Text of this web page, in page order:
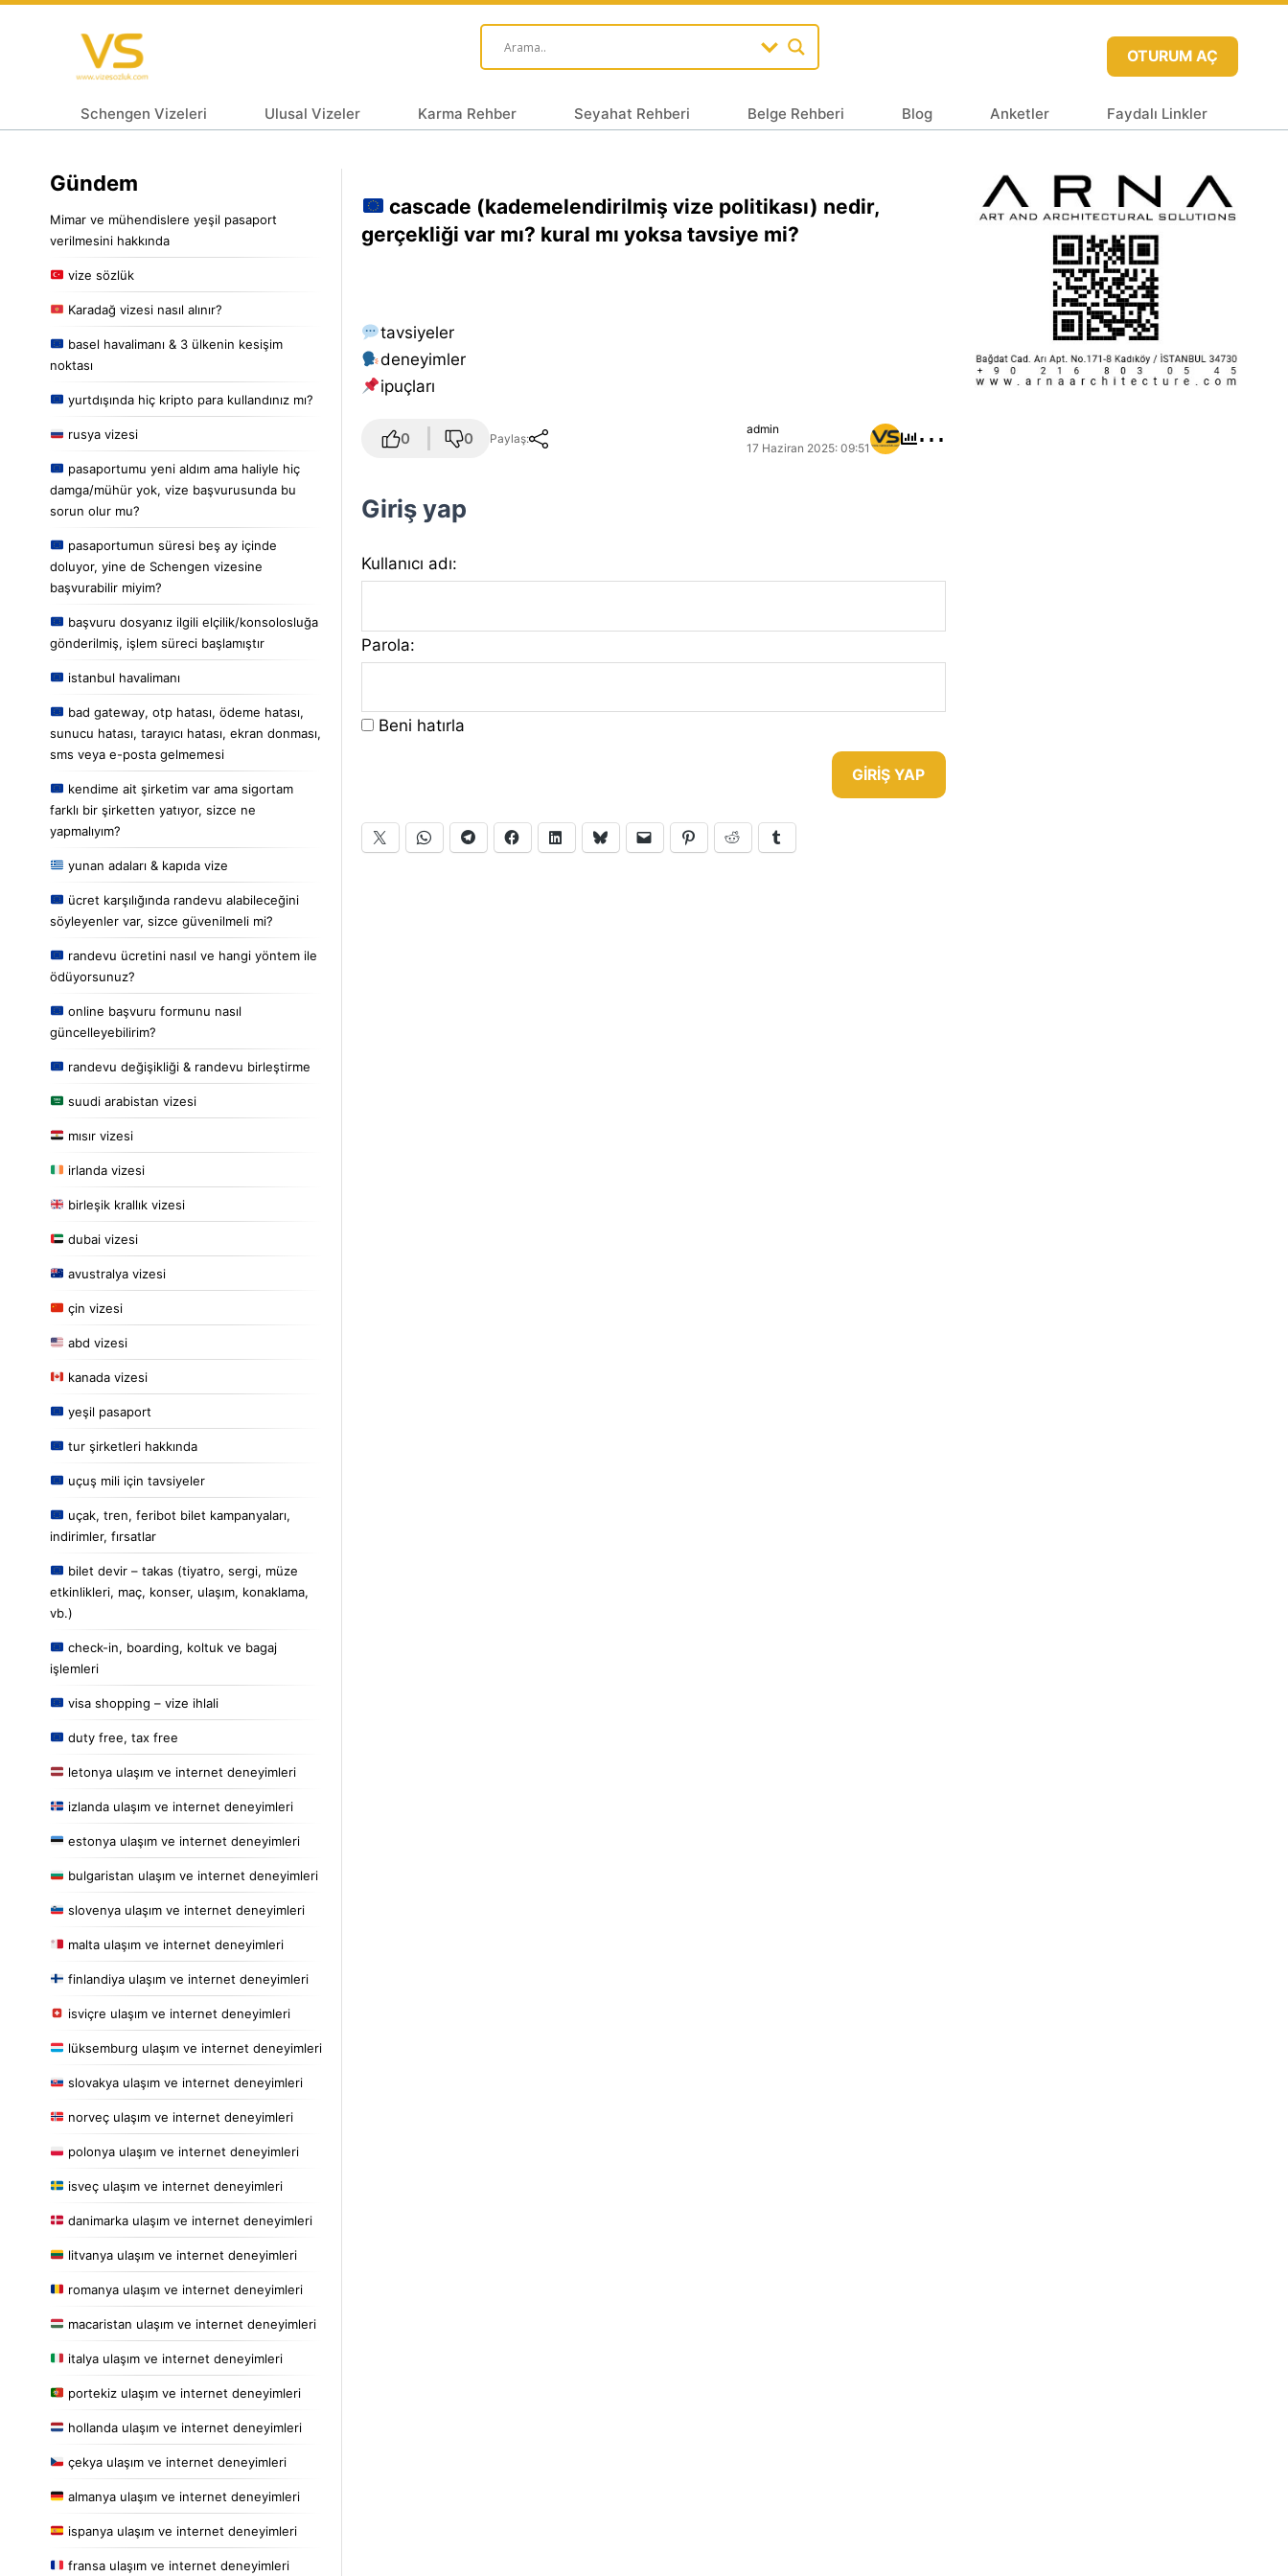
OTURUM AÇ
Schengen Vizeleri Ulusal Vizeler Karma Rehber Seyahat Rehberi Belge Rehberi Blog Anketler Faydalı Linkler
Gündem
Mimar ve mühendislere yeşil pasaport
verilmesini hakkında
vize sözlük
Karadağ vizesi nasıl alınır?
basel havalimanı & 3 ülkenin kesişim
noktası
yurtdışında hiç kripto para kullandınız mı?
rusya vizesi
pasaportumu yeni aldım ama haliyle hiç
damga/mühür yok, vize başvurusunda bu
sorun olur mu?
pasaportumun süresi beş ay içinde
doluyor, yine de Schengen vizesine
başvurabilir miyim?
başvuru dosyanız ilgili elçilik/konsolosluğa
gönderilmiş, işlem süreci başlamıştır
istanbul havalimanı
bad gateway, otp hatası, ödeme hatası,
sunucu hatası, tarayıcı hatası, ekran donması,
sms veya e-posta gelmemesi
kendime ait şirketim var ama sigortam
farklı bir şirketten yatıyor, sizce ne
yapmalıyım?
yunan adaları & kapıda vize
ücret karşılığında randevu alabileceğini
söyleyenler var, sizce güvenilmeli mi?
randevu ücretini nasıl ve hangi yöntem ile
ödüyorsunuz?
online başvuru formunu nasıl
güncelleyebilirim?
randevu değişikliği & randevu birleştirme
suudi arabistan vizesi
mısır vizesi
irlanda vizesi
birleşik krallık vizesi
dubai vizesi
avustralya vizesi
çin vizesi
abd vizesi
kanada vizesi
yeşil pasaport
tur şirketleri hakkında
uçuş mili için tavsiyeler
uçak, tren, feribot bilet kampanyaları,
indirimler, fırsatlar
bilet devir – takas (tiyatro, sergi, müze
etkinlikleri, maç, konser, ulaşım, konaklama,
vb.)
check-in, boarding, koltuk ve bagaj
işlemleri
visa shopping – vize ihlali
duty free, tax free
letonya ulaşım ve internet deneyimleri
izlanda ulaşım ve internet deneyimleri
estonya ulaşım ve internet deneyimleri
bulgaristan ulaşım ve internet deneyimleri
slovenya ulaşım ve internet deneyimleri
malta ulaşım ve internet deneyimleri
finlandiya ulaşım ve internet deneyimleri
isviçre ulaşım ve internet deneyimleri
lüksemburg ulaşım ve internet deneyimleri
slovakya ulaşım ve internet deneyimleri
norveç ulaşım ve internet deneyimleri
polonya ulaşım ve internet deneyimleri
isveç ulaşım ve internet deneyimleri
danimarka ulaşım ve internet deneyimleri
litvanya ulaşım ve internet deneyimleri
romanya ulaşım ve internet deneyimleri
macaristan ulaşım ve internet deneyimleri
italya ulaşım ve internet deneyimleri
portekiz ulaşım ve internet deneyimleri
hollanda ulaşım ve internet deneyimleri
çekya ulaşım ve internet deneyimleri
almanya ulaşım ve internet deneyimleri
ispanya ulaşım ve internet deneyimleri
fransa ulaşım ve internet deneyimleri
cascade (kademelendirilmiş vize politikası) nedir,
gerçekliği var mı? kural mı yoksa tavsiye mi?
tavsiyeler
deneyimler
i̇puçları
0 0 Paylaş:
admin
17 Haziran 2025: 09:51
⋯
Giriş yap
Kullanıcı adı:
Parola:
Beni hatırla
GIRIŞ YAP